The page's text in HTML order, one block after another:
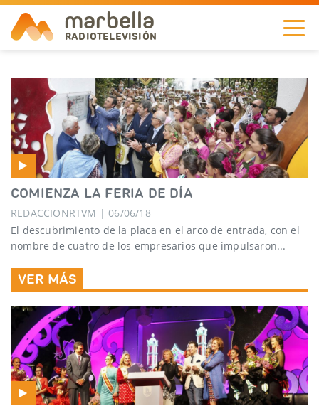
marbella
RADIOTELEVISIÓN
NOTICIAS
TELEVISIÓN
A LA CARTA
RADIO
CORPORACIÓN
EN
DIRECTO
COMIENZA LA FERIA DE DÍA
REDACCIONRTVM | 06/06/18
El descubrimiento de la placa en el arco de entrada, con el
nombre de cuatro de los empresarios que impulsaron...
VER MÁS